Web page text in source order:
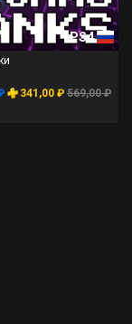
PS4
341,00 ₽ 569,00 ₽